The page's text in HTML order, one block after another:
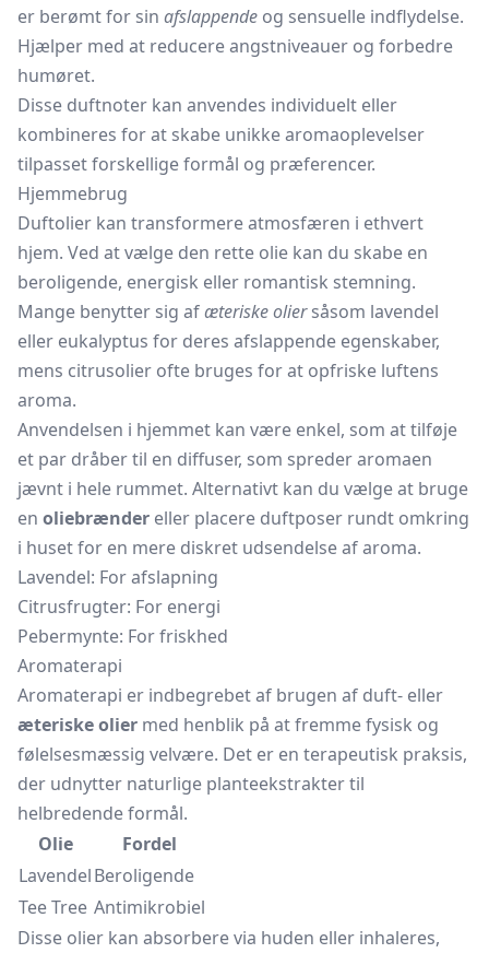
er berømt for sin afslappende og sensuelle indflydelse.
Hjælper med at reducere angstniveauer og forbedre
humøret.
Disse duftnoter kan anvendes individuelt eller
kombineres for at skabe unikke aromaoplevelser
tilpasset forskellige formål og præferencer.
Hjemmebrug
Duftolier kan transformere atmosfæren i ethvert
hjem. Ved at vælge den rette olie kan du skabe en
beroligende, energisk eller romantisk stemning.
Mange benytter sig afæteriske oliersåsom lavendel
eller eukalyptus for deres afslappende egenskaber,
mens citrusolier ofte bruges for at opfriske luftens
aroma.
Anvendelsen i hjemmet kan være enkel, som at tilføje
et par dråber til en diffuser, som spreder aromaen
jævnt i hele rummet. Alternativt kan du vælge at bruge
en oliebrænder eller placere duftposer rundt omkring
i huset for en mere diskret udsendelse af aroma.
Lavendel: For afslapning
Citrusfrugter: For energi
Pebermynte: For friskhed
Aromaterapi
Aromaterapi er indbegrebet af brugen af duft- eller
æteriske olier med henblik på at fremme fysisk og
følelsesmæssig velvære. Det er en terapeutisk praksis,
der udnytter naturlige planteekstrakter til
helbredende formål.
Olie
Fordel
LavendelBeroligende
Tee Tree Antimikrobiel
Disse olier kan absorbere via huden eller inhaleres,